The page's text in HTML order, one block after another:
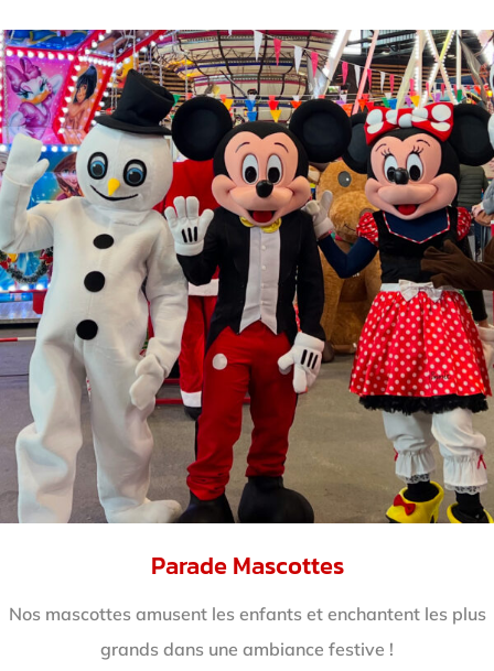
Parade Mascottes
Nos mascottes amusent les enfants et enchantent les plus
grands dans une ambiance festive !